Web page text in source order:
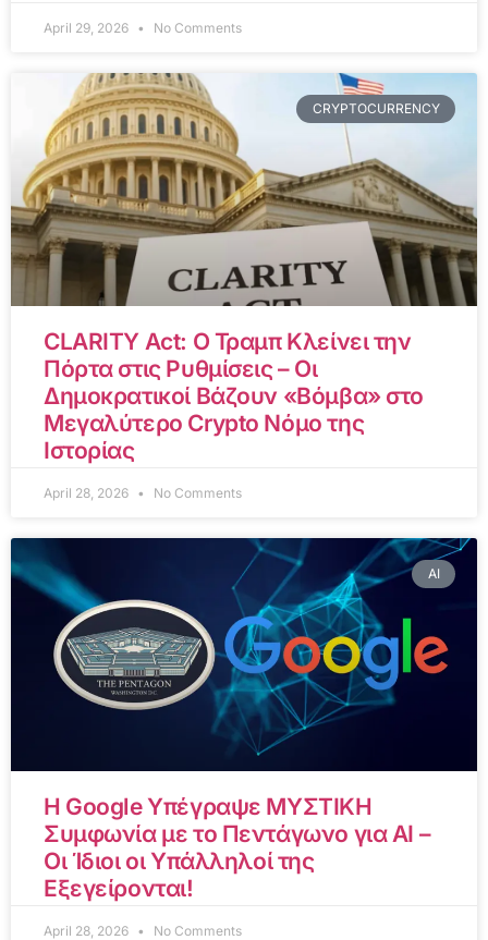
April 29, 2026 No Comments
CRYPTOCURRENCY
CLARITY Act: Ο Τραμπ Κλείνει την
Πόρτα στις Ρυθμίσεις – Οι
Δημοκρατικοί Βάζουν «Βόμβα» στο
Μεγαλύτερο Crypto Νόμο της
Ιστορίας
April 28, 2026 No Comments
AI
Η Google Υπέγραψε ΜΥΣΤΙΚΗ
Συμφωνία με το Πεντάγωνο για AI –
Οι Ίδιοι οι Υπάλληλοί της
Εξεγείρονται!
April 28, 2026 No Comments